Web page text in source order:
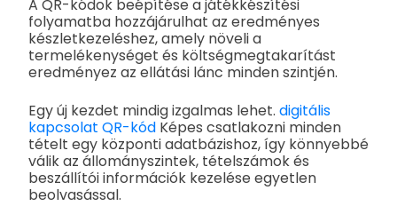
A QR-kódok beépítése a játékkészítési
folyamatba hozzájárulhat az eredményes
készletkezeléshez, amely növeli a
termelékenységet és költségmegtakarítást
eredményez az ellátási lánc minden szintjén.
Egy új kezdet mindig izgalmas lehet. digitális
kapcsolat QR-kód Képes csatlakozni minden
tételt egy központi adatbázishoz, így könnyebbé
válik az állományszintek, tételszámok és
beszállítói információk kezelése egyetlen
beolvasással.